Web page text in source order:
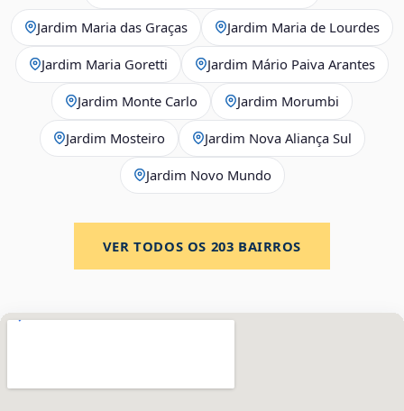
Jardim Maria das Graças Jardim Maria de Lourdes
Jardim Maria Goretti Jardim Mário Paiva Arantes
Jardim Monte Carlo Jardim Morumbi
Jardim Mosteiro Jardim Nova Aliança Sul
Jardim Novo Mundo
VER TODOS OS 203 BAIRROS